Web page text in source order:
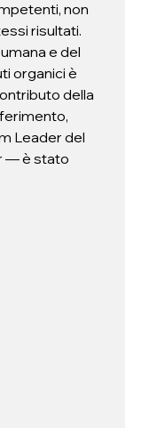
non
risultati.
e del
organici è
della
Leader del
— è stato